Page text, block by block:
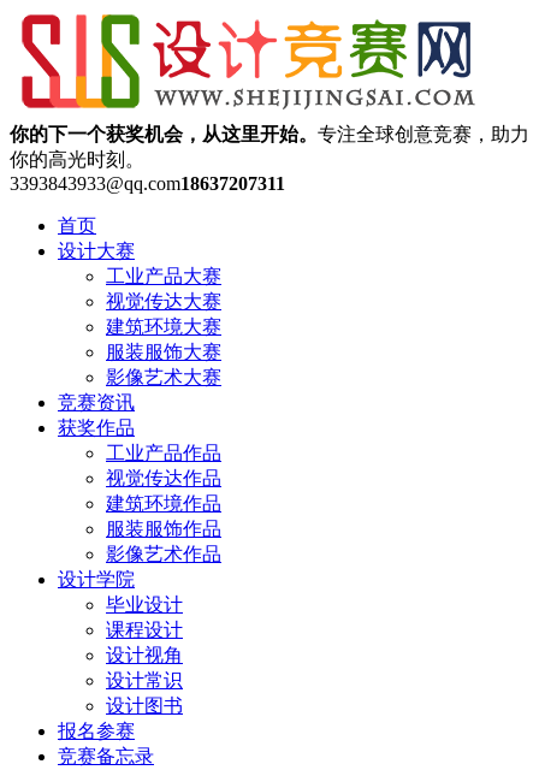
你的下一个获奖机会，从这里开始。 专注全球创意竞赛，助力
你的高光时刻。
3393843933@qq.com18637207311
首页
设计大赛
工业产品大赛
视觉传达大赛
建筑环境大赛
服装服饰大赛
影像艺术大赛
竞赛资讯
获奖作品
工业产品作品
视觉传达作品
建筑环境作品
服装服饰作品
影像艺术作品
设计学院
毕业设计
课程设计
设计视角
设计常识
设计图书
报名参赛
竞赛备忘录